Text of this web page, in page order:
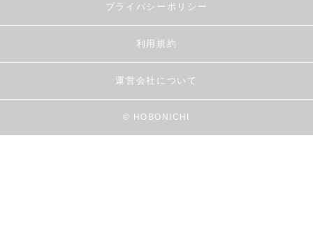
プライバシーポリシー
利用規約
運営会社について
© HOBONICHI